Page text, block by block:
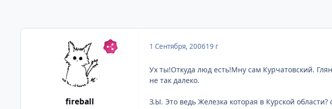
fireball
1 Сентября, 200619 г
Ух ты!Откуда люд есть!Мну сам Курчатовский.
не так далеко.
З.Ы. Это ведь Железка которая в Курской области?